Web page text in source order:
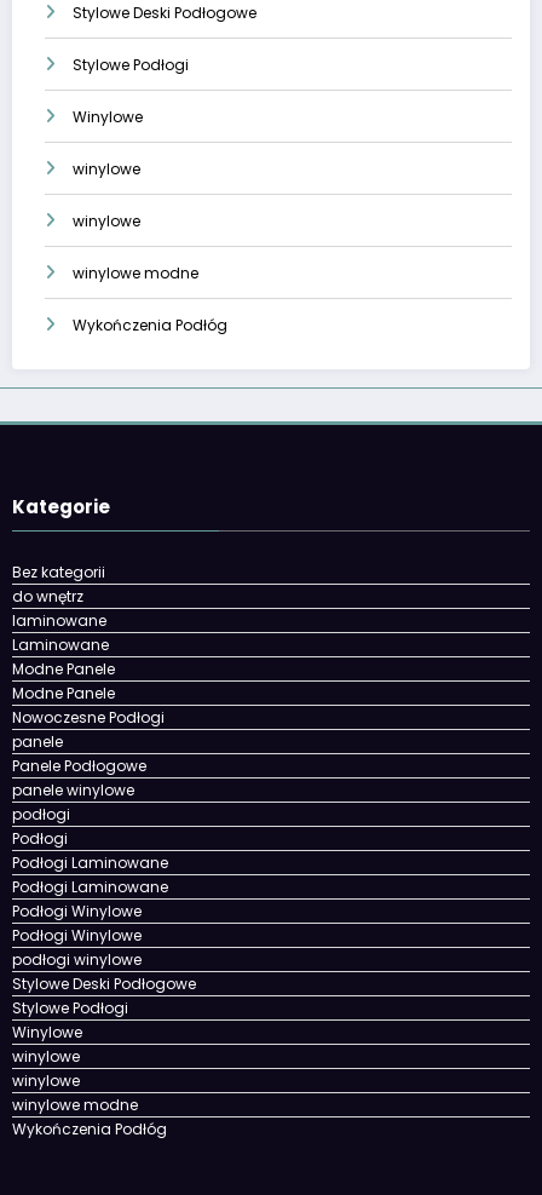
Stylowe Deski Podłogowe
Stylowe Podłogi
Winylowe
winylowe
winylowe
winylowe modne
Wykończenia Podłóg
Kategorie
Bez kategorii
do wnętrz
laminowane
Laminowane
Modne Panele
Modne Panele
Nowoczesne Podłogi
panele
Panele Podłogowe
panele winylowe
podłogi
Podłogi
Podłogi Laminowane
Podłogi Laminowane
Podłogi Winylowe
Podłogi Winylowe
podłogi winylowe
Stylowe Deski Podłogowe
Stylowe Podłogi
Winylowe
winylowe
winylowe
winylowe modne
Wykończenia Podłóg